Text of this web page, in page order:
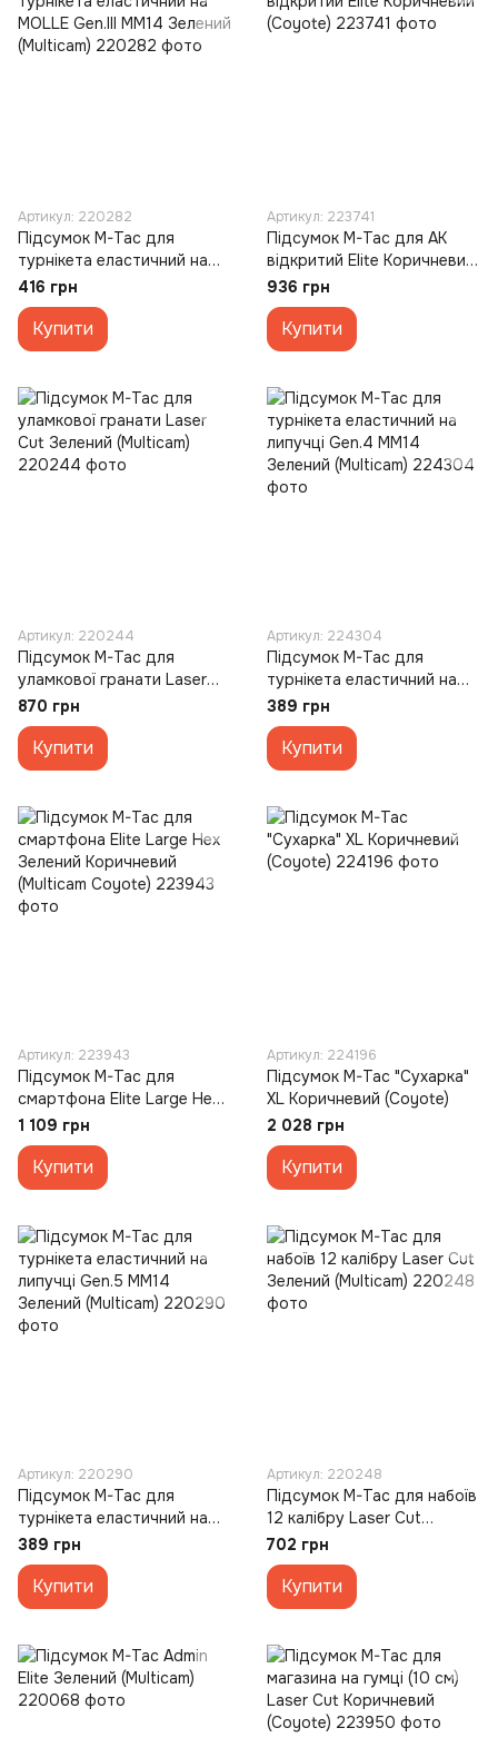
Артикул: 220282
Підсумок M-Tac для
турнікета еластичний на
MOLLE Gen.III MM14 Зелений
(Multicam)
416 грн
Купити
Артикул: 223741
Підсумок M-Tac для АК
відкритий Elite Коричневий
(Coyote)
936 грн
Купити
Артикул: 220244
Підсумок M-Tac для
уламкової гранати Laser
Cut Зелений (Multicam)
870 грн
Купити
Артикул: 224304
Підсумок M-Tac для
турнікета еластичний на
липучці Gen.4 MM14
Зелений (Multicam)
389 грн
Купити
Артикул: 223943
Підсумок M-Tac для
смартфона Elite Large Hex
Зелений Коричневий
(Multicam Coyote)
1 109 грн
Купити
Артикул: 224196
Підсумок M-Tac "Сухарка"
XL Коричневий (Coyote)
2 028 грн
Купити
Артикул: 220290
Підсумок M-Tac для
турнікета еластичний на
липучці Gen.5 MM14
Зелений (Multicam)
389 грн
Купити
Артикул: 220248
Підсумок M-Tac для набоїв
12 калібру Laser Cut
Зелений (Multicam)
702 грн
Купити